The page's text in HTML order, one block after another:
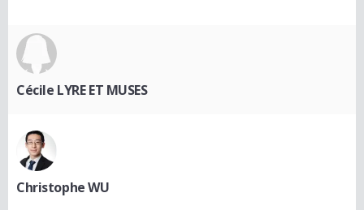
Cécile LYRE ET MUSES
Christophe WU